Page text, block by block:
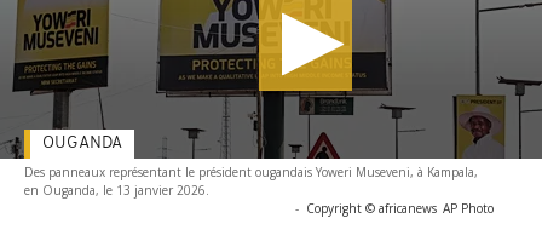
Des panneaux représentant le président ougandais Yoweri Museveni, à Kampala,
en Ouganda, le 13 janvier 2026.
- Copyright © africanews AP Photo
OUGANDA